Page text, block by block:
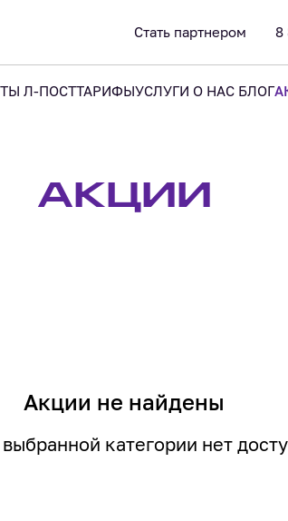
Стать партнером 8
Л-ПОСТТАРИФЫУСЛУГИ О НАС БЛОГ
АКЦИИ
Акции не найдены
категории нет